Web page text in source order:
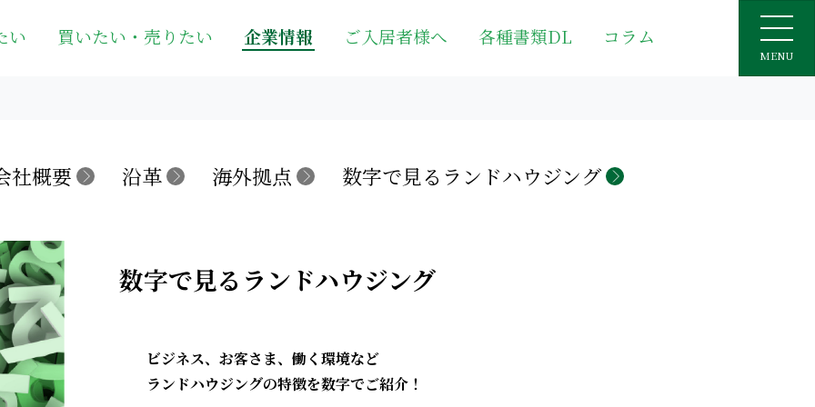
い 買いたい・売りたい 企業情報 ご入居者様へ 各種書類DL コラム
MENU
社概要 沿革 海外拠点 数字で見るランドハウジング
数字で見るランドハウジング
ビジネス、お客さま、働く環境など
ランドハウジングの特徴を数字でご紹介！